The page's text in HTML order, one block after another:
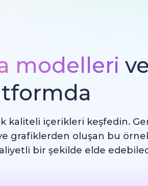
modelleri ve
kaliteli içerikleri keşfedin.
grafiklerden oluşan bu
bir şekilde elde